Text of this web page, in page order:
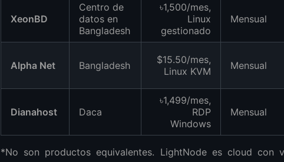
XeonBD
Centro de
datos en
Bangladesh
৳1,500/mes,
Linux
gestionado
Mensual
Alpha Net Bangladesh
$15.50/mes,
Linux KVM
Mensual
Dianahost Daca
৳1,499/mes,
RDP
Windows
Mensual
*No son productos equivalentes. LightNode es cloud con